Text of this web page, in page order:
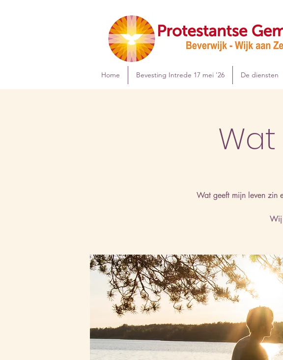
Home Bevesting Intrede 17 mei '26 De diensten
Wat geeft mijn leven zin
Wij